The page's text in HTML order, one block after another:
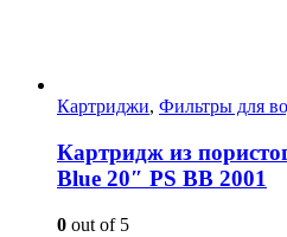
Картриджи, Фильтры для
Картридж из
Blue 20″ PS BB 2001
0 out of 5